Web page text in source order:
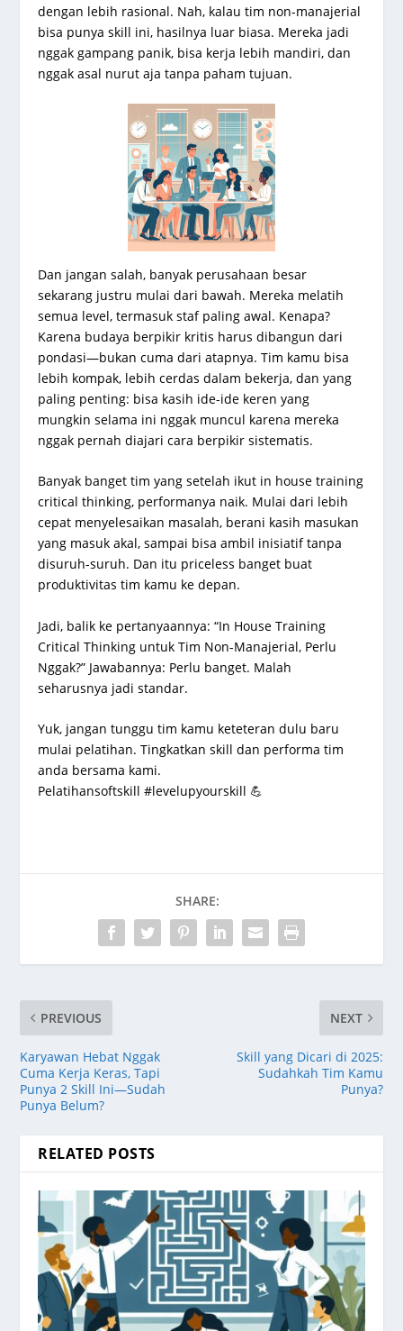
dengan lebih rasional. Nah, kalau tim non-manajerial
bisa punya skill ini, hasilnya luar biasa. Mereka jadi
nggak gampang panik, bisa kerja lebih mandiri, dan
nggak asal nurut aja tanpa paham tujuan.
Dan jangan salah, banyak perusahaan besar
sekarang justru mulai dari bawah. Mereka melatih
semua level, termasuk staf paling awal. Kenapa?
Karena budaya berpikir kritis harus dibangun dari
pondasi—bukan cuma dari atapnya. Tim kamu bisa
lebih kompak, lebih cerdas dalam bekerja, dan yang
paling penting: bisa kasih ide-ide keren yang
mungkin selama ini nggak muncul karena mereka
nggak pernah diajari cara berpikir sistematis.
Banyak banget tim yang setelah ikut in house training
critical thinking, performanya naik. Mulai dari lebih
cepat menyelesaikan masalah, berani kasih masukan
yang masuk akal, sampai bisa ambil inisiatif tanpa
disuruh-suruh. Dan itu priceless banget buat
produktivitas tim kamu ke depan.
Jadi, balik ke pertanyaannya: “In House Training
Critical Thinking untuk Tim Non-Manajerial, Perlu
Nggak?” Jawabannya: Perlu banget. Malah
seharusnya jadi standar.
Yuk, jangan tunggu tim kamu keteteran dulu baru
mulai pelatihan. Tingkatkan skill dan performa tim
anda bersama kami.
Pelatihansoftskill #levelupyourskill 💪
SHARE:
PREVIOUS
Karyawan Hebat Nggak
Cuma Kerja Keras, Tapi
Punya 2 Skill Ini—Sudah
Punya Belum?
NEXT
Skill yang Dicari di 2025:
Sudahkah Tim Kamu
Punya?
RELATED POSTS